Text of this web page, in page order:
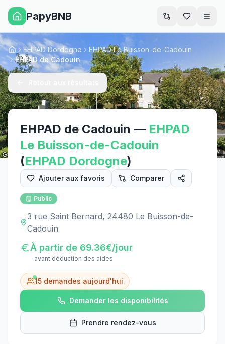
PapyBNB
Street View
AccueilEHPAD Dordogne
EHPAD Le Buisson-de-Cadouin
EHPAD de Cadouin
EHPAD de Cadouin — EHPAD
Le Buisson-de-Cadouin
(EHPAD Dordogne)
Ajouter aux favoris Comparer
Public
3 rue Saint Bernard, 24480 Le Buisson-de-
Cadouin
À partir de 69.36€/jour
avant déduction des aides
15 demandes aujourd'hui
Demander les disponibilités
Prendre rendez-vous